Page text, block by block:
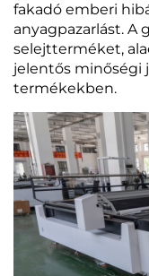
fakadó emberi
anyagpazarlást. A
selejtterméket,
jelentős minőségi
termékekben.